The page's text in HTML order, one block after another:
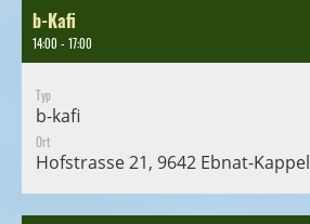
b-Kafi
14:00 - 17:00
Typ
b-kafi
Ort
Hofstrasse 21, 9642 Ebnat-Kappel